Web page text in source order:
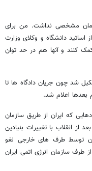
مشخصی نداشت. من برای
دانشگاه و وکلای وزارت
کنند و آنها هم در حد توان
شد چون جریان دادگاه ها تا
بعدها اعلام شد.
که ایران از طریق سازمان
از انقلاب با تغییرات بنیادین
توسط طرف های خارجی لغو
طرف سازمان انرژی اتمی ایران